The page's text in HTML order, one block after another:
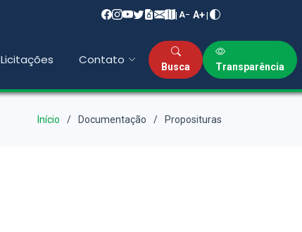
| A− A+|
Licitações Contato Busca Transparência
Início Documentação Proposituras